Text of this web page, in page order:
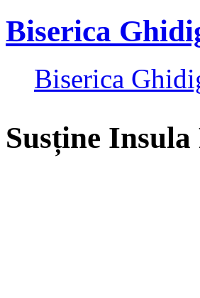
Biserica
Biserica
Susține